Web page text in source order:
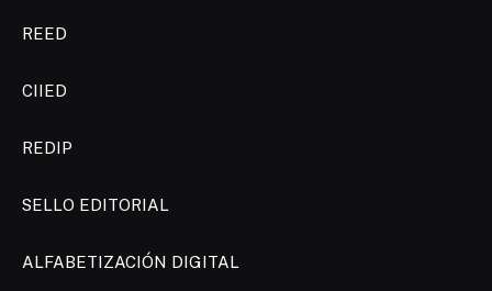
REED
CIIED
REDIP
SELLO EDITORIAL
ALFABETIZACIÓN DIGITAL